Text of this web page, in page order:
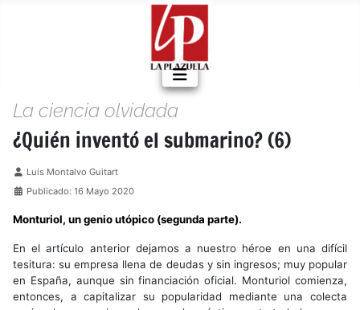
La ciencia olvidada
¿Quién inventó el submarino? (6)
Detalles
Luis Montalvo Guitart
Publicado: 16 Mayo 2020
Monturiol, un genio utópico (segunda parte).
En el artículo anterior dejamos a nuestro héroe en una difícil
tesitura: su empresa llena de deudas y sin ingresos; muy popular
en España, aunque sin financiación oficial. Monturiol comienza,
entonces, a capitalizar su popularidad mediante una colecta